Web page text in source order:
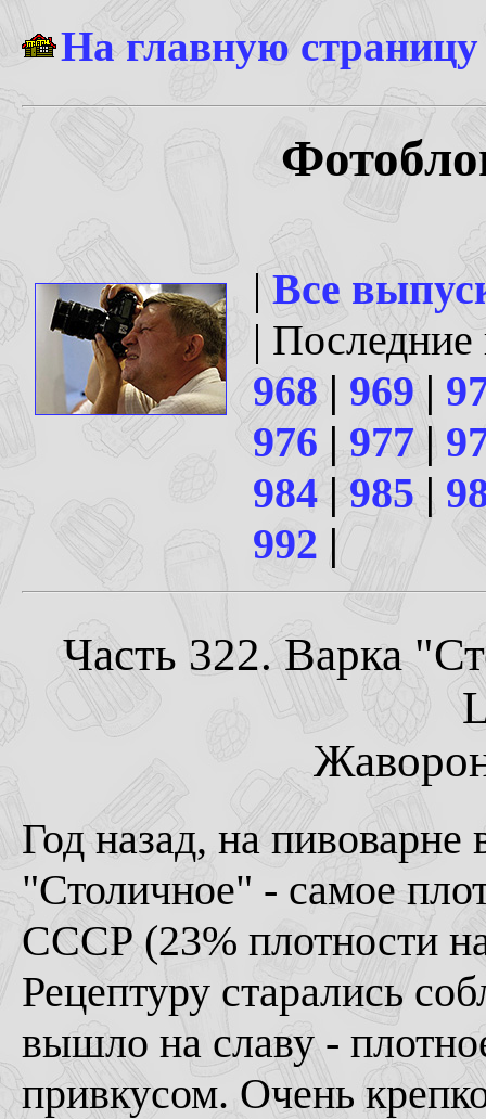
На главную
|Все
|
968| 969|
976 | 977 |
984 | 985|
992 |
Часть 322. Варка
Год назад, на
"Столичное" - самое
СССР (23% плотности
Рецептуру старались
вышло на славу -
привкусом. Очень